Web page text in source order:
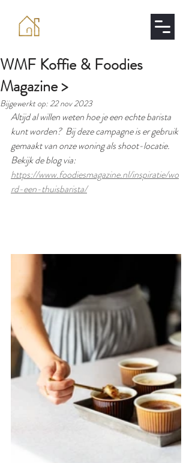
WMF Koffie & Foodies
Magazine >
Bijgewerkt op:22 nov 2023
Altijd al willen weten hoe je een echte barista
kunt worden?  Bij deze campagne is er gebruik
gemaakt van onze woning als shoot-locatie.
Bekijk de blog via:
https://www.foodiesmagazine.nl/inspiratie/wo
rd-een-thuisbarista/